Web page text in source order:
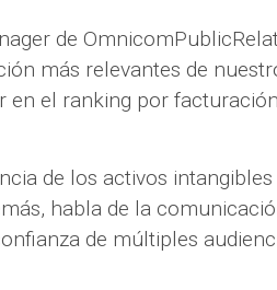
de
más relevantes de
en el ranking por
de los activos
habla de la
de múltiples